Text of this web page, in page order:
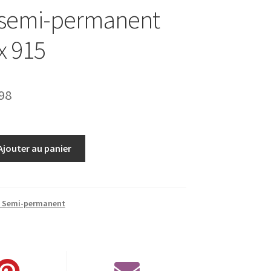
permanent
915
:
Le
actuel
est :
au panier
Semi-permanent